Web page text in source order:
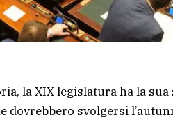
la XIX legislatura ha la sua
svolgersi